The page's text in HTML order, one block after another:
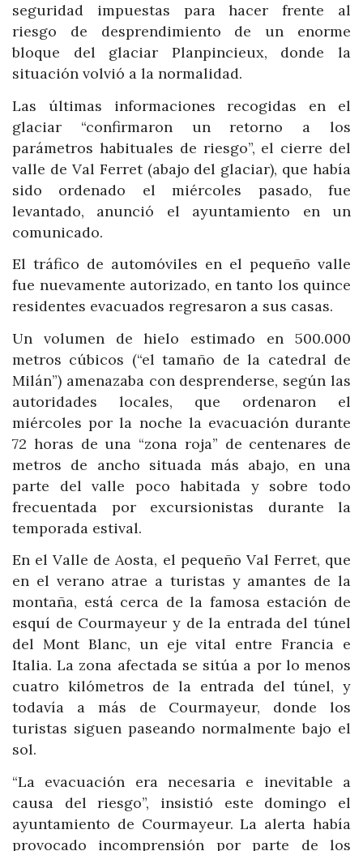
seguridad impuestas para hacer frente al
riesgo de desprendimiento de un enorme
bloque del glaciar Planpincieux, donde la
situación volvió a la normalidad.
Las últimas informaciones recogidas en el
glaciar “confirmaron un retorno a los
parámetros habituales de riesgo”, el cierre del
valle de Val Ferret (abajo del glaciar), que había
sido ordenado el miércoles pasado, fue
levantado, anunció el ayuntamiento en un
comunicado.
El tráfico de automóviles en el pequeño valle
fue nuevamente autorizado, en tanto los quince
residentes evacuados regresaron a sus casas.
Un volumen de hielo estimado en 500.000
metros cúbicos (“el tamaño de la catedral de
Milán”) amenazaba con desprenderse, según las
autoridades locales, que ordenaron el
miércoles por la noche la evacuación durante
72 horas de una “zona roja” de centenares de
metros de ancho situada más abajo, en una
parte del valle poco habitada y sobre todo
frecuentada por excursionistas durante la
temporada estival.
En el Valle de Aosta, el pequeño Val Ferret, que
en el verano atrae a turistas y amantes de la
montaña, está cerca de la famosa estación de
esquí de Courmayeur y de la entrada del túnel
del Mont Blanc, un eje vital entre Francia e
Italia. La zona afectada se sitúa a por lo menos
cuatro kilómetros de la entrada del túnel, y
todavía a más de Courmayeur, donde los
turistas siguen paseando normalmente bajo el
sol.
“La evacuación era necesaria e inevitable a
causa del riesgo”, insistió este domingo el
ayuntamiento de Courmayeur. La alerta había
provocado incomprensión por parte de los